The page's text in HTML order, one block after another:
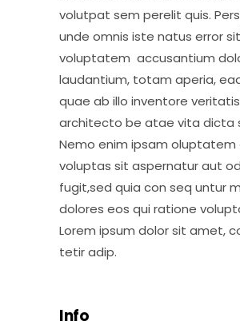
volutpat sem perelit quis.
unde omnis iste natus error sit
voluptatem accusantium
laudantium, totam aperia,
quae ab illo inventore
architecto be atae vita dicta
Nemo enim ipsam oluptatem
voluptas sit aspernatur aut
fugit,sed quia con seq untur
dolores eos qui ratione
Lorem ipsum dolor sit amet,
tetir adip.
Info